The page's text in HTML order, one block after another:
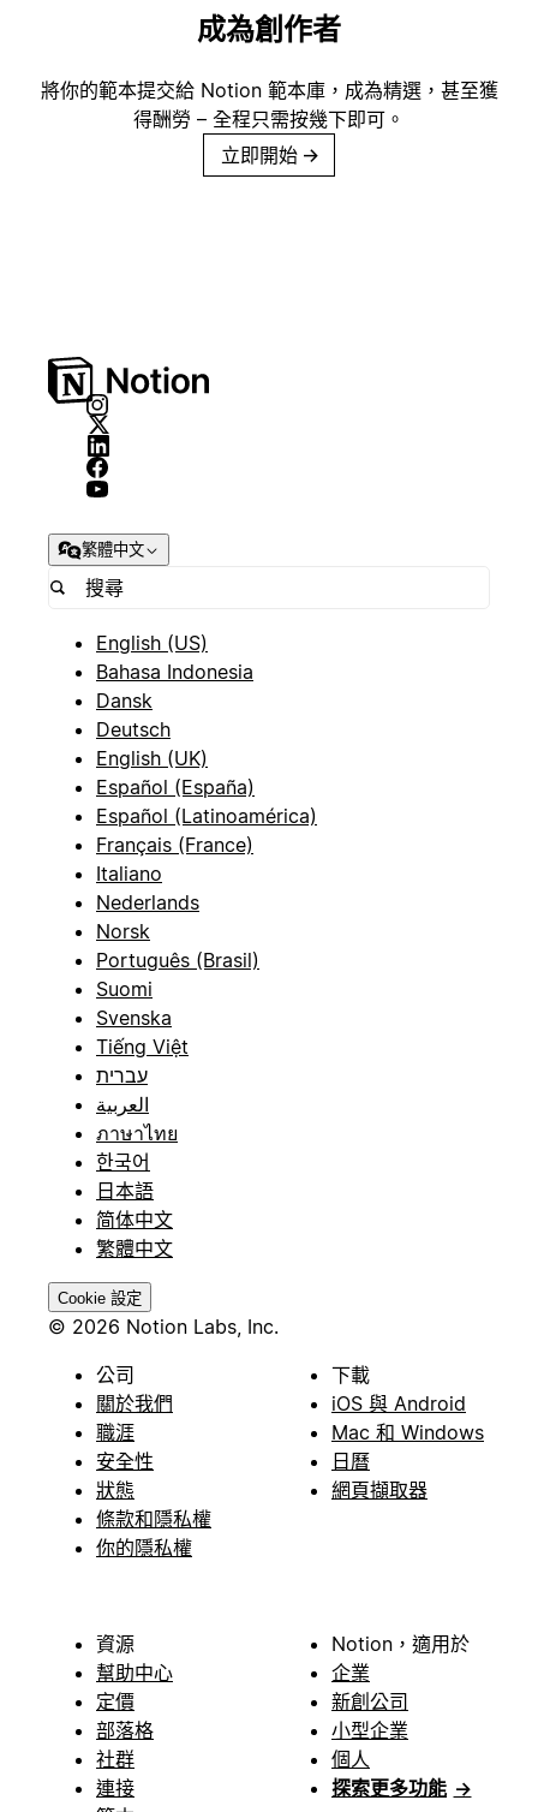
成為創作者
將你的範本提交給 Notion 範本庫，成為精選，甚至獲
得酬勞 – 全程只需按幾下即可。
立即開始 →
繁體中文
English (US)
Bahasa Indonesia
Dansk
Deutsch
English (UK)
Español (España)
Español (Latinoamérica)
Français (France)
Italiano
Nederlands
Norsk
Português (Brasil)
Suomi
Svenska
Tiếng Việt
עברית
العربية
ภาษาไทย
한국어
日本語
简体中文
繁體中文
Cookie 設定
© 2026 Notion Labs, Inc.
公司
關於我們
職涯
安全性
狀態
條款和隱私權
你的隱私權
下載
iOS 與 Android
Mac 和 Windows
日曆
網頁擷取器
資源
幫助中心
定價
部落格
社群
連接
Notion，適用於
企業
新創公司
小型企業
個人
探索更多功能 →